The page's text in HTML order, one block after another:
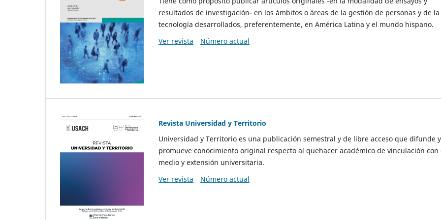
resultados de investigación- en los ámbitos o áreas de la gestión de personas y de la
tecnología desarrollados, preferentemente, en América Latina y el mundo hispano.
Ver revista
Número actual
Revista Universidad y Territorio
Universidad y Territorio es una publicación semestral y de libre acceso que difunde y
promueve conocimiento original respecto al quehacer académico de vinculación con
medio y extensión universitaria.
Ver revista
Número actual